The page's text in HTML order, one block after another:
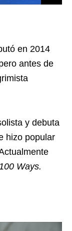
en 2014
antes de
y debuta
hizo popular
Ways.